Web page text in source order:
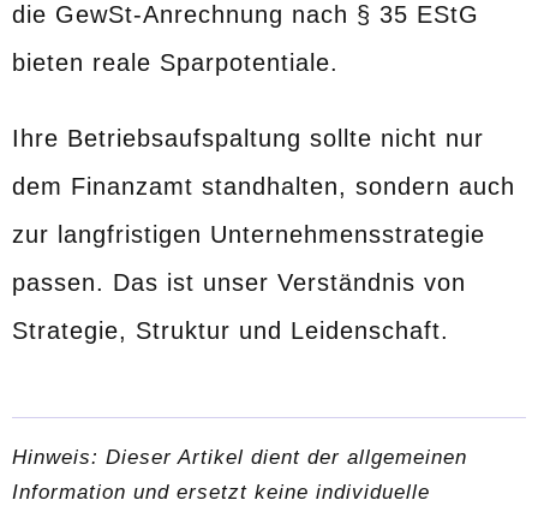
die GewSt-Anrechnung nach § 35 EStG
bieten reale Sparpotentiale.
Ihre Betriebsaufspaltung sollte nicht nur
dem Finanzamt standhalten, sondern auch
zur langfristigen Unternehmensstrategie
passen. Das ist unser Verständnis von
Strategie, Struktur und Leidenschaft.
Hinweis: Dieser Artikel dient der allgemeinen
Information und ersetzt keine individuelle